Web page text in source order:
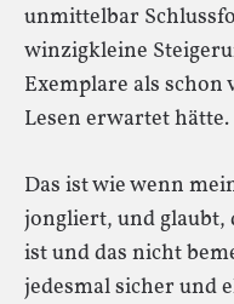
unmittelbar
winzigkleine
Exemplare als
Lesen erwartet hätte.
Das ist wie wenn
jongliert, und glaubt,
ist und das nicht
jedesmal sicher und